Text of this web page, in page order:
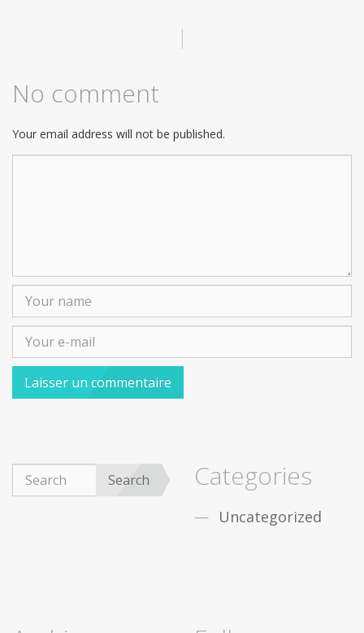
|
No comment
Your email address will not be published.
Search Categories
Uncategorized